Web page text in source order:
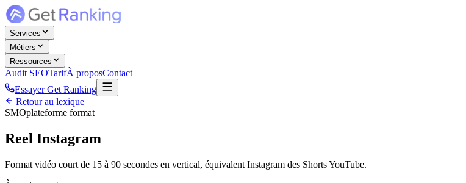
Services
Métiers
Ressources
Audit SEOTarifÀ proposContact
Essayer Get Ranking
Retour au lexique
SMOplateforme format
Reel Instagram
Format vidéo court de 15 à 90 secondes en vertical, équivalent Instagram des Shorts YouTube.